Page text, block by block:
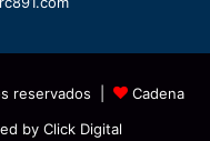
reservados |
Cadena
by Click Digital